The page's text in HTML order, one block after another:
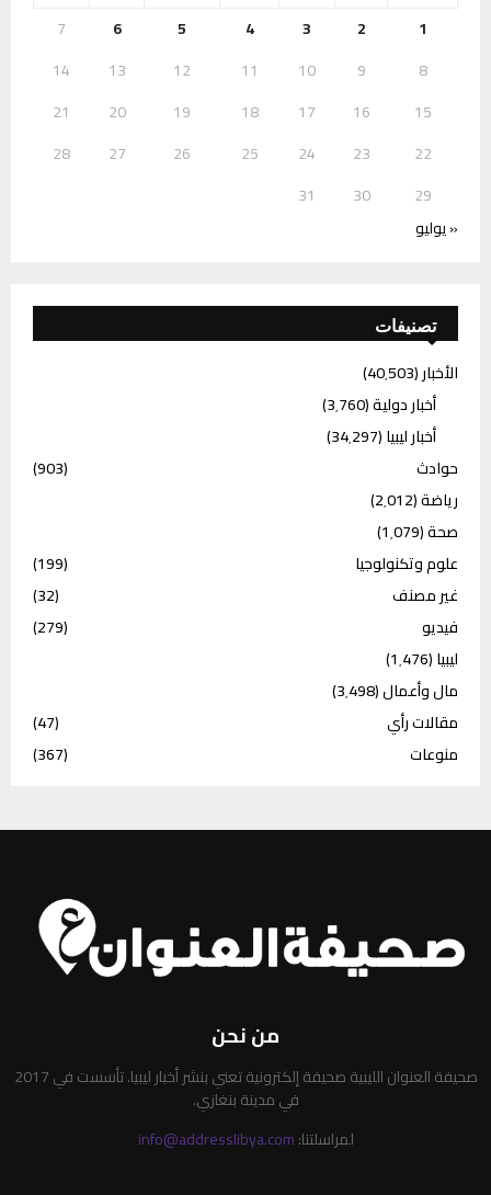
1
2
3
4
5
6
7
8
9
10
11
12
13
14
15
16
17
18
19
20
21
22
23
24
25
26
27
28
29
30
31
« يوليو
تصنيفات
الأخبار(40٬503)
أخبار دولية(3٬760)
أخبار ليبيا(34٬297)
حوادث
(903)
رياضة(2٬012)
صحة(1٬079)
علوم وتكنولوجيا
(199)
غير مصنف
(32)
فيديو
(279)
ليبيا(1٬476)
مال وأعمال(3٬498)
مقالات رأي
(47)
منوعات
(367)
من نحن
صحيفة العنوان الليبية صحيفة إلكترونية تعني بنشر أخبار ليبيا. تأسست في 2017
في مدينة بنغازي.
لمراسلتنا:info@addresslibya.com